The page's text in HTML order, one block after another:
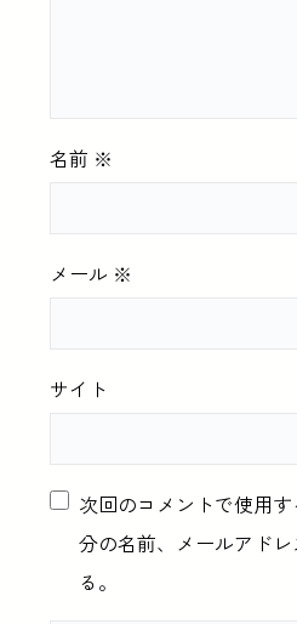
名前 ※
メール ※
サイト
次回のコメントで使用
分の名前、メールアド
る。